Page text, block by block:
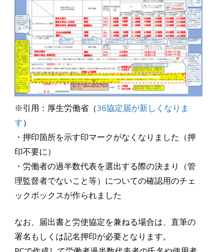
※引用：厚生労働省（36協定届が新しくなりま
す）
・押印箇所を示す印マークがなくなりました（押
印不要に）
・労働者の過半数代表を選出する際の決まり（管
理監督者でないこと等）についての確認用のチェ
ックボックスが作られました
なお、届出書と労使協定を兼ねる場合は、直筆の
署名もしくは記名押印が必要となります。